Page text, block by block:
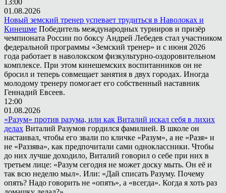
01.08.2026
Новый земский тренер успевает трудиться в Наволоках и
Кинешме Победитель международных турниров и призёр
чемпионата России по боксу Андрей Лебедев стал участником
федеральной программы «Земский тренер» и с июня 2026
года работает в наволокском физкультурно-оздоровительном
комплексе. При этом кинешемских воспитанников он не
бросил и теперь совмещает занятия в двух городах. Иногда
молодому тренеру помогает его собственный наставник
Геннадий Евсеев.
12:00
01.08.2026
«Разум» против разума, или как Виталий искал себя в лихих
делах Виталий Разумов гордился фамилией. В школе он
настаивал, чтобы его звали по кличке «Разум», а не «Разя» и
не «Раззява», как предпочитали сами одноклассники. Чтобы
до них лучше доходило, Виталий говорил о себе при них в
третьем лице: «Разум сегодня не может доску мыть. Он её и
так всю неделю мыл». Или: «Дай списать Разуму. Почему
опять? Надо говорить не «опять», а «всегда». Когда я хоть раз